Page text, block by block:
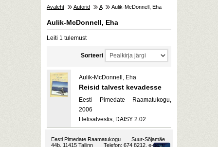
Avaleht Autorid A Aulik-McDonnell, Eha
Aulik-McDonnell, Eha
Leiti 1 tulemust
Sorteeri
Aulik-McDonnell, Eha
Reisid talvest kevadesse
Eesti Pimedate Raamatukogu,
2006
Helisalvestis, DAISY 2.02
Eesti Pimedate Raamatukogu
Suur-Sõjamäe
44b, 11415 Tallinn
Telefon: 674 8212, e-post: